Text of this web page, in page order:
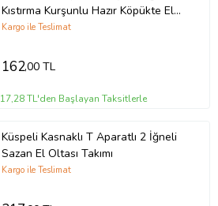
Kıstırma Kurşunlu Hazır Köpükte El
Olta Takımı
Kargo ile Teslimat
162,00 TL
17,28 TL'den Başlayan Taksitlerle
Küspeli Kasnaklı T Aparatlı 2 İğneli
Sazan El Oltası Takımı
Kargo ile Teslimat